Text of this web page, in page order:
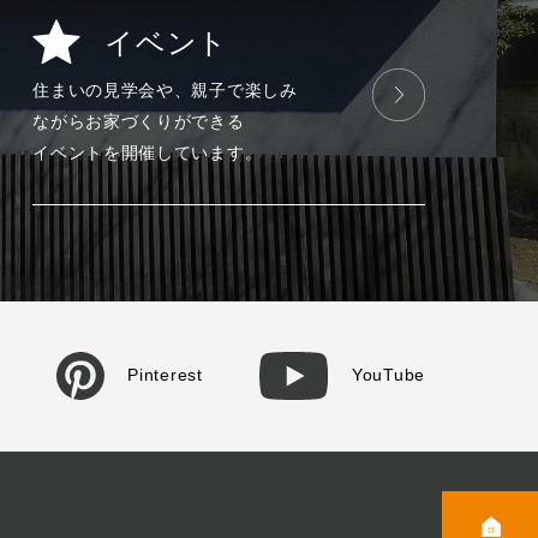
イベント
住まいの見学会や、親子で楽しみ
ながらお家づくりができる
イベントを開催しています。
Pinterest YouTube